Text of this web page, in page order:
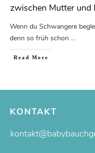
zwischen Mutter und
Wenn du Schwangere
denn so früh schon ...
Read More
KONTAKT